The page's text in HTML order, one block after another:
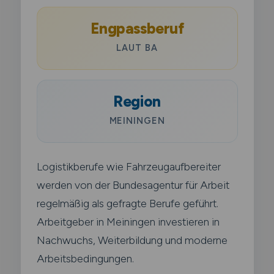
Engpassberuf
LAUT BA
Region
MEININGEN
Logistikberufe wie Fahrzeugaufbereiter
werden von der Bundesagentur für Arbeit
regelmäßig als gefragte Berufe geführt.
Arbeitgeber in Meiningen investieren in
Nachwuchs, Weiterbildung und moderne
Arbeitsbedingungen.